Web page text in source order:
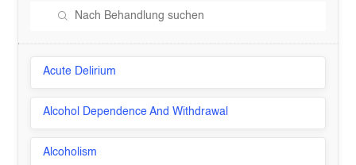
Acute Delirium
Alcohol Dependence And Withdrawal
Alcoholism